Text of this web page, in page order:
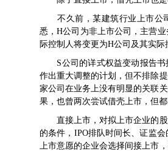
不久前，某建筑行业上市公司
悉，H公司为非上市公司，主营
际控制人将变更为H公司及其实际
S公司的详式权益变动报告书
作出重大调整的计划，但不排除
家公司在业务上没有明显的关联
果，也曾两次尝试借壳上市，但
直接上市，对拟上市企业的股
的条件，IPO排队时间长、证监
上市意愿的企业会选择间接上市